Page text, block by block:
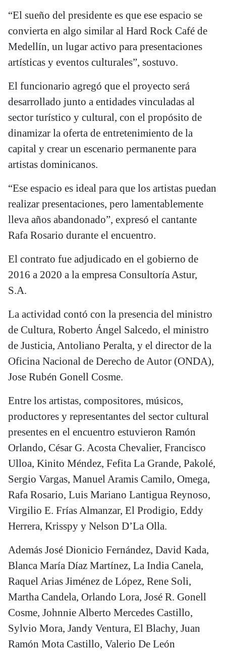
“El sueño del presidente es que ese espacio se
convierta en algo similar al Hard Rock Café de
Medellín, un lugar activo para presentaciones
artísticas y eventos culturales”, sostuvo.
El funcionario agregó que el proyecto será
desarrollado junto a entidades vinculadas al
sector turístico y cultural, con el propósito de
dinamizar la oferta de entretenimiento de la
capital y crear un escenario permanente para
artistas dominicanos.
“Ese espacio es ideal para que los artistas puedan
realizar presentaciones, pero lamentablemente
lleva años abandonado”, expresó el cantante
Rafa Rosario durante el encuentro.
El contrato fue adjudicado en el gobierno de
2016 a 2020 a la empresa Consultoría Astur,
S.A.
La actividad contó con la presencia del ministro
de Cultura, Roberto Ángel Salcedo, el ministro
de Justicia, Antoliano Peralta, y el director de la
Oficina Nacional de Derecho de Autor (ONDA),
Jose Rubén Gonell Cosme.
Entre los artistas, compositores, músicos,
productores y representantes del sector cultural
presentes en el encuentro estuvieron Ramón
Orlando, César G. Acosta Chevalier, Francisco
Ulloa, Kinito Méndez, Fefita La Grande, Pakolé,
Sergio Vargas, Manuel Aramis Camilo, Omega,
Rafa Rosario, Luis Mariano Lantigua Reynoso,
Virgilio E. Frías Almanzar, El Prodigio, Eddy
Herrera, Krisspy y Nelson D’La Olla.
Además José Dionicio Fernández, David Kada,
Blanca María Díaz Martínez, La India Canela,
Raquel Arias Jiménez de López, Rene Soli,
Martha Candela, Orlando Lora, José R. Gonell
Cosme, Johnnie Alberto Mercedes Castillo,
Sylvio Mora, Jandy Ventura, El Blachy, Juan
Ramón Mota Castillo, Valerio De León